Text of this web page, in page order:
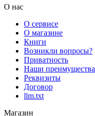
О нас
О сервисе
О магазине
Книги
Возникли вопросы?
Приватность
Наши преимущества
Реквизиты
Договор
llm.txt
Магазин